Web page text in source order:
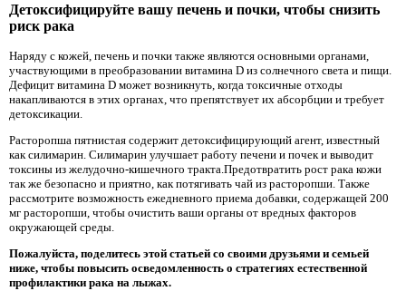
Детоксифицируйте вашу печень и почки, чтобы снизить
риск рака
Наряду с кожей, печень и почки также являются основными органами,
участвующими в преобразовании витамина D из солнечного света и пищи.
Дефицит витамина D может возникнуть, когда токсичные отходы
накапливаются в этих органах, что препятствует их абсорбции и требует
детоксикации.
Расторопша пятнистая содержит детоксифицирующий агент, известный
как силимарин. Силимарин улучшает работу печени и почек и выводит
токсины из желудочно-кишечного тракта.Предотвратить рост рака кожи
так же безопасно и приятно, как потягивать чай из расторопши. Также
рассмотрите возможность ежедневного приема добавки, содержащей 200
мг расторопши, чтобы очистить ваши органы от вредных факторов
окружающей среды.
Пожалуйста, поделитесь этой статьей со своими друзьями и семьей
ниже, чтобы повысить осведомленность о стратегиях естественной
профилактики рака на лыжах.